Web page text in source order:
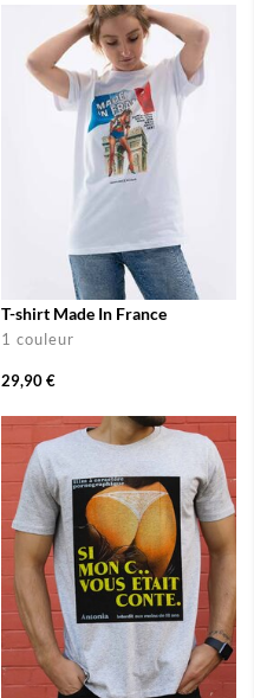
T-shirt Made In France
1 couleur
29,90 €